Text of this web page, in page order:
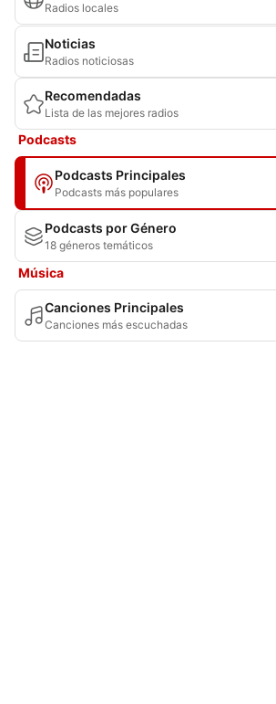
Radios locales
Noticias
Radios noticiosas
Recomendadas
Lista de las mejores radios
Podcasts
Podcasts Principales
Podcasts más populares
Podcasts por Género
18 géneros temáticos
Música
Canciones Principales
Canciones más escuchadas